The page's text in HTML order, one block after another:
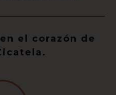
el corazón de